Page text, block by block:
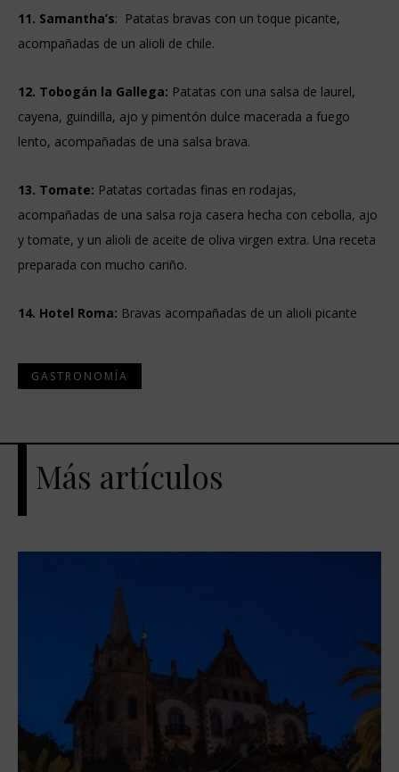
11. Samantha’s: Patatas bravas con un toque picante,
acompañadas de un alioli de chile.
12. Tobogán la Gallega: Patatas con una salsa de laurel,
cayena, guindilla, ajo y pimentón dulce macerada a fuego
lento, acompañadas de una salsa brava.
13. Tomate: Patatas cortadas finas en rodajas,
acompañadas de una salsa roja casera hecha con cebolla, ajo
y tomate, y un alioli de aceite de oliva virgen extra. Una receta
preparada con mucho cariño.
14. Hotel Roma: Bravas acompañadas de un alioli picante
GASTRONOMÍA
Más artículos